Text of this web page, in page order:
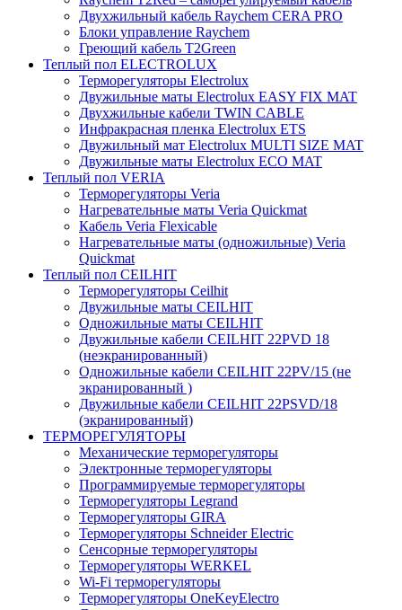
Двухжильный кабель Raychem CERA PRO
Блоки управление Raychem
Греющий кабель T2Green
Теплый пол ELECTROLUX
Терморегуляторы Electrolux
Двужильные маты Electrolux EASY FIX MAT
Двухжильные кабели TWIN CABLE
Инфракрасная пленка Electrolux ETS
Двужильный мат Electrolux MULTI SIZE MAT
Двужильные маты Electrolux ECO MAT
Теплый пол VERIA
Терморегуляторы Veria
Нагревательные маты Veria Quickmat
Кабель Veria Flexicable
Нагревательные маты (одножильные) Veria
Quickmat
Теплый пол CEILHIT
Терморегуляторы Ceilhit
Двужильные маты CEILHIT
Одножильные маты CEILHIT
Двужильные кабели CEILHIT 22PVD 18
(неэкранированный)
Одножильные кабели CEILHIT 22PV/15 (не
экранированный )
Двужильные кабели CEILHIT 22PSVD/18
(экранированный)
ТЕРМОРЕГУЛЯТОРЫ
Механические терморегуляторы
Электронные терморегуляторы
Программируемые терморегуляторы
Терморегуляторы Legrand
Терморегуляторы GIRA
Терморегуляторы Schneider Electric
Сенсорные терморегуляторы
Терморегуляторы WERKEL
Wi-Fi терморегуляторы
Терморегуляторы OneKeyElectro